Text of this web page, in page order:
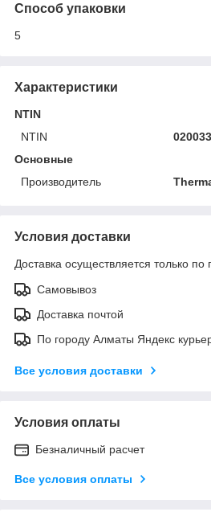
Способ упаковки
5
Характеристики
NTIN
NTIN
Основные
Производитель
Условия доставки
Доставка осуществляется только по
Самовывоз
Доставка почтой
По городу Алматы Яндекс
Все условия доставки
Условия оплаты
Безналичный расчет
Все условия оплаты